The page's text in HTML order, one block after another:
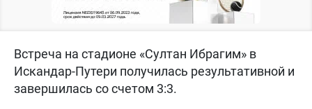
Встреча на стадионе «Султан Ибрагим» в
Искандар-Путери получилась результативной и
завершилась со счетом 3:3.